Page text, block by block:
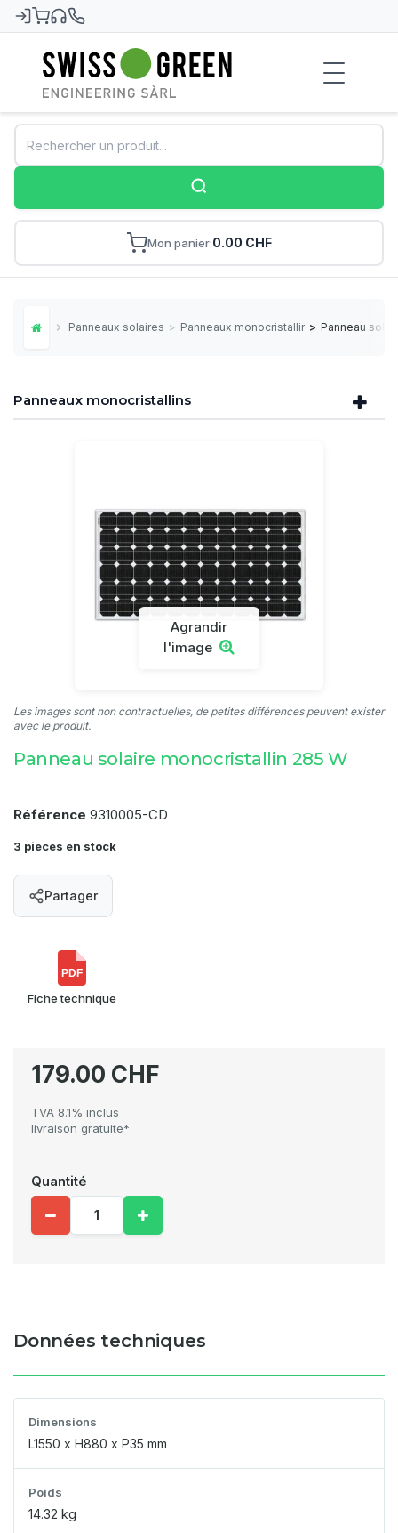
Swiss-Green
Mon panier 0.00 CHF
Home Panneaux solaires > Panneaux monocristallins> Panneau
Panneaux monocristallins
Agrandir
l'image
Les images sont non contractuelles, de petites différences peuvent exister
avec le produit.
Panneau solaire monocristallin 285 W
Référence 9310005-CD
3 pieces en stock
Partager
PDF
Fiche technique
179.00 CHF
TVA 8.1% inclus
livraison gratuite*
Quantité
Données techniques
Dimensions
L1550 x H880 x P35 mm
Poids
14.32 kg